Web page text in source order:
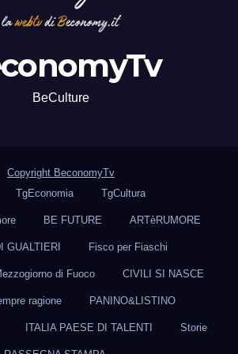
BeCulture
Copyright BeconomyTv
TgEconomia TgCultura
BE FUTURE ARTèRUMORE
GUALTIERI Fisco per Fiaschi
di Fuoco CIVILI SI NASCE
ragione PANINO&LISTINO
ITALIA PAESE DI TALENTI Storie